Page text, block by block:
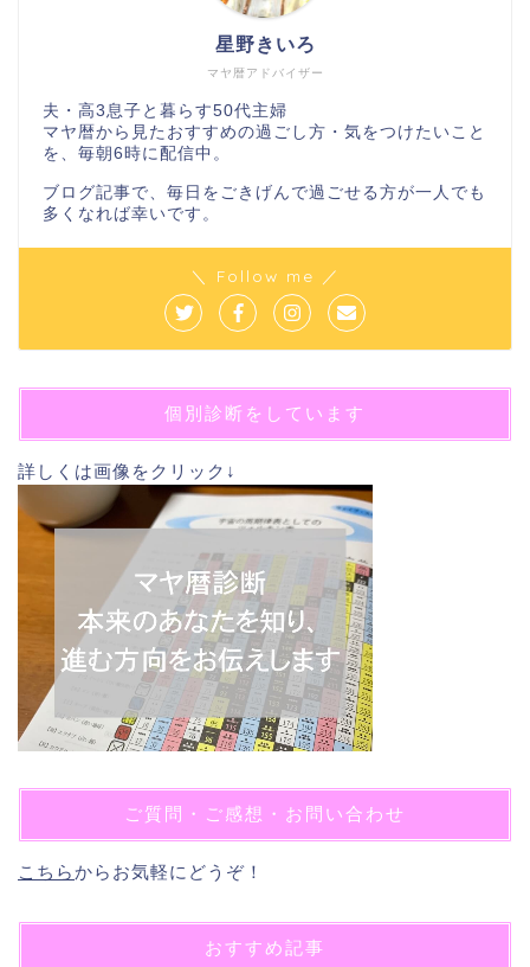
マヤ暦アドバイザー
星野きいろ
夫・高3息子と暮らす50代主婦
マヤ暦から見たおすすめの過ごし方・気をつけたいこと
を、毎朝6時に配信中。
ブログ記事で、毎日をごきげんで過ごせる方が一人でも
多くなれば幸いです。
＼ Follow me ／
個別診断をしています
詳しくは画像をクリック↓
ご質問・ご感想・お問い合わせ
こちらからお気軽にどうぞ！
おすすめ記事